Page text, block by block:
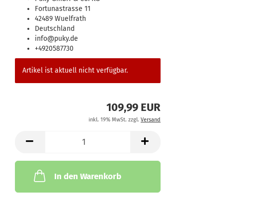
Fortunastrasse 11
42489 Wuelfrath
Deutschland
info@puky.de
+4920587730
Artikel ist aktuell nicht verfügbar.
109,99 EUR
inkl. 19% MwSt. zzgl. Versand
In den Warenkorb